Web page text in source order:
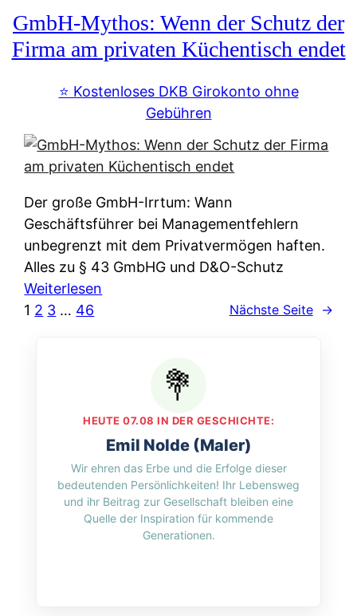
W
e
r
s
i
c
h
e
t
n
w
i
r
e
u
d
n
w
l
c
h
e
n
r
n
f
u
n
t
e
u
e
r
k
l
ä
u
&
O
n
l
GmbH-Mythos: Wenn der Schutz der
Firma am privaten Küchentisch endet
⭐️ Kostenloses DKB Girokonto ohne
Gebühren
Der große GmbH-Irrtum: Wann
Geschäftsführer bei Managementfehlern
unbegrenzt mit dem Privatvermögen haften.
Alles zu § 43 GmbHG und D&O-Schutz
Weiterlesen
M
y
h
o
s
1 2 3 … 46 Nächste Seite →
HEUTE 07.08 IN DER GESCHICHTE:
Emil Nolde (Maler)
Wir ehren das Erbe und die Erfolge dieser
bedeutenden Persönlichkeiten! Ihr Lebensweg
und ihr Beitrag zur Gesellschaft bleiben eine
Quelle der Inspiration für kommende
Generationen.